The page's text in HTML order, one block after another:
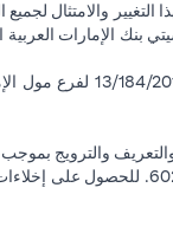
والامتثال لجميع
بنك الإمارات
وسيط تداول في الأسواق الدولية بموجب ترخيص رقم 20200000198 ج) إدارة